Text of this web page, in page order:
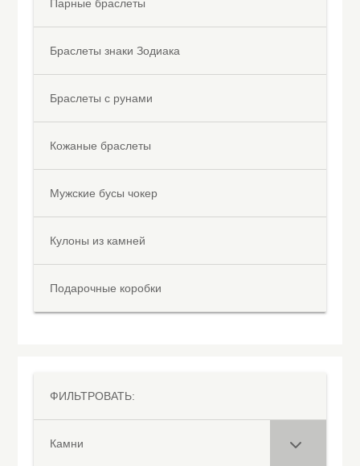
Парные браслеты
Браслеты знаки Зодиака
Браслеты с рунами
Кожаные браслеты
Мужские бусы чокер
Кулоны из камней
Подарочные коробки
ФИЛЬТРОВАТЬ:
Камни